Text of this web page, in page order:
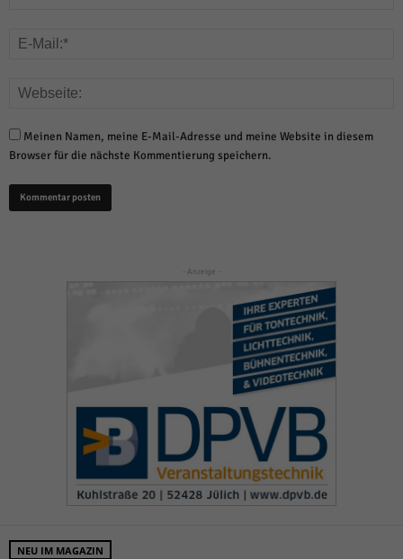
Meinen Namen, meine E-Mail-Adresse und meine Website in diesem
Browser für die nächste Kommentierung speichern.
- Anzeige -
NEU IM MAGAZIN